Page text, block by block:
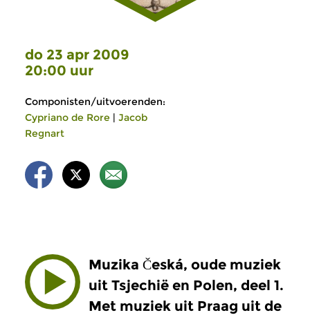
do 23 apr 2009
20:00 uur
Componisten/uitvoerenden:
Cypriano de Rore | Jacob
Regnart
Muzika Česká, oude muziek
uit Tsjechië en Polen, deel 1.
Met muziek uit Praag uit de